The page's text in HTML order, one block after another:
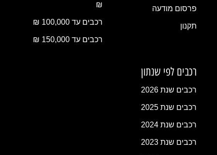
פרסום מודעה
תקנון
₪
רכבים עד 100,000 ₪
רכבים עד 150,000 ₪
רכבים לפי שנתון
רכבים שנת 2026
רכבים שנת 2025
רכבים שנת 2024
רכבים שנת 2023